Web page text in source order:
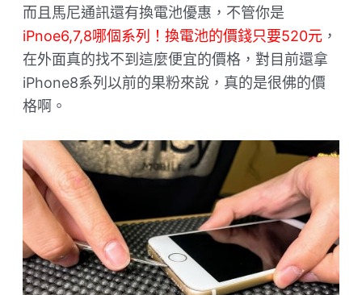
而且馬尼通訊還有換電池優惠，不管你是
iPnoe6,7,8哪個系列！換電池的價錢只要520元，
在外面真的找不到這麼便宜的價格，對目前還拿
iPhone8系列以前的果粉來說，真的是很佛的價
格啊。